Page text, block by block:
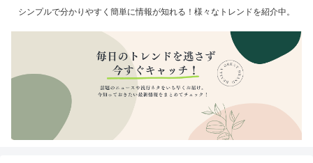
シンプルで分かりやすく簡単に情報が知れる！様々なトレンドを紹介中。